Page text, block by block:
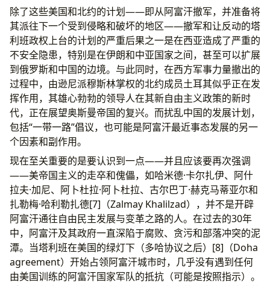
除了这些美国和北约的计划——即从阿富汗撤军，并准备将
其派往下一个受到侵略和破坏的地区——撤军和让反动的塔
利班政权上台的计划的严重后果之一是在西亚造成了严重的
不安全隐患，特别是在伊朗和中亚国家之间，甚至可以扩展
到俄罗斯和中国的边境。与此同时，在西方军事力量撤出的
过程中，由逊尼派穆斯林掌权的北约成员土耳其似乎正在发
挥作用，其雄心勃勃的领导人在其新自由主义政策的新时
代，正在展望奥斯曼帝国的复兴。而扰乱中国的发展计划，
包括“一带一路”倡议，也可能是阿富汗最近事态发展的另一
个因素和副作用。
现在至关重要的是要认识到一点——并且应该要再次强调
——美帝国主义的走卒和傀儡，如哈米德·卡尔扎伊、阿什
拉夫·加尼、阿卜杜拉·阿卜杜拉、古尔巴丁·赫克马蒂亚尔和
扎勒梅·哈利勒扎德[7]（Zalmay Khalilzad），并不是开辟
阿富汗通往自由民主发展与变革之路的人。在过去的30年
中，阿富汗及其政府一直深陷于腐败、贪污和部落冲突的泥
潭。当塔利班在美国的绿灯下（多哈协议之后）[8]（Doha
agreement）开始占领阿富汗城市时，几乎没有遇到任何
由美国训练的阿富汗国家军队的抵抗（可能是按照指示）。